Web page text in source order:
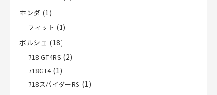
ホンダ (1)
フィット (1)
ポルシェ (18)
718 GT4RS (2)
718GT4(1)
718スパイダーRS (1)